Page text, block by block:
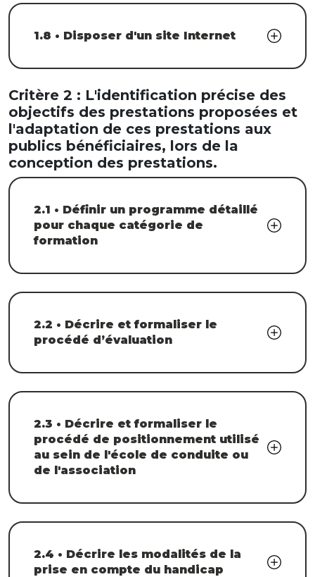
1.8 • Disposer d'un site Internet
Critère 2 : L'identification précise des
objectifs des prestations proposées et
l'adaptation de ces prestations aux
publics bénéficiaires, lors de la
conception des prestations.
2.1 • Définir un programme détaillé
pour chaque catégorie de
formation
2.2 • Décrire et formaliser le
procédé d’évaluation
2.3 • Décrire et formaliser le
procédé de positionnement utilisé
au sein de l'école de conduite ou
de l'association
2.4 • Décrire les modalités de la
prise en compte du handicap